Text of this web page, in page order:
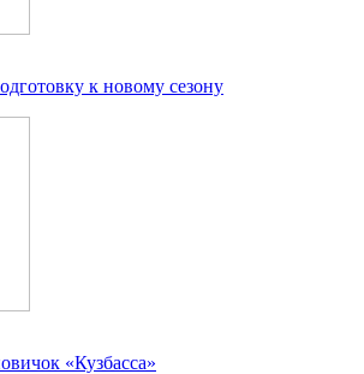
к новому сезону
«Кузбасса»